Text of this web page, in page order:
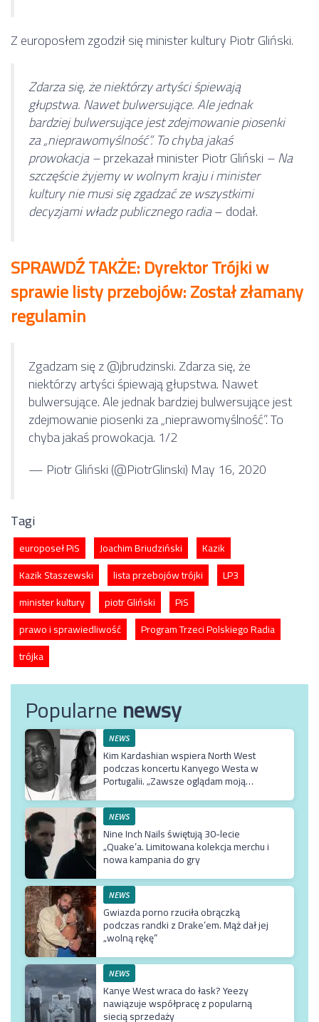
Z europosłem zgodził się minister kultury Piotr Gliński.
Zdarza się, że niektórzy artyści śpiewają
głupstwa. Nawet bulwersujące. Ale jednak
bardziej bulwersujące jest zdejmowanie piosenki
za „nieprawomyślność”. To chyba jakaś
prowokacja –przekazał minister Piotr Gliński – Na
szczęście żyjemy w wolnym kraju i minister
kultury nie musi się zgadzać ze wszystkimi
decyzjami władz publicznego radia– dodał.
SPRAWDŹ TAKŻE: Dyrektor Trójki w
sprawie listy przebojów: Został złamany
regulamin
Zgadzam się z@jbrudzinski. Zdarza się, że
niektórzy artyści śpiewają głupstwa. Nawet
bulwersujące. Ale jednak bardziej bulwersujące jest
zdejmowanie piosenki za „nieprawomyślność”. To
chyba jakaś prowokacja. 1/2
— Piotr Gliński (@PiotrGlinski) May 16, 2020
Tagi
europoseł PiS Joachim Briudziński
Kazik
Kazik Staszewski
lista przebojów trójki
LP3
minister kultury
piotr Gliński
PiS
prawo i sprawiedliwość
Program Trzeci Polskiego Radia
trójka
Popularnenewsy
NEWS
Kim Kardashian wspiera North West
podczas koncertu Kanyego Westa w
Portugalii. „Zawsze oglądam moją
NEWS
Nine Inch Nails świętują 30-lecie
„Quake’a. Limitowana kolekcja merchu i
nowa kampania do gry
NEWS
Gwiazda porno rzuciła obrączką
podczas randki z Drake’em. Mąż dał jej
„wolną rękę”
NEWS
Kanye West wraca do łask? Yeezy
nawiązuje współpracę z popularną
siecią sprzedaży